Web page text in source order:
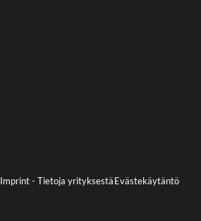
Imprint - Tietoja yrityksestäEvästekäytäntö